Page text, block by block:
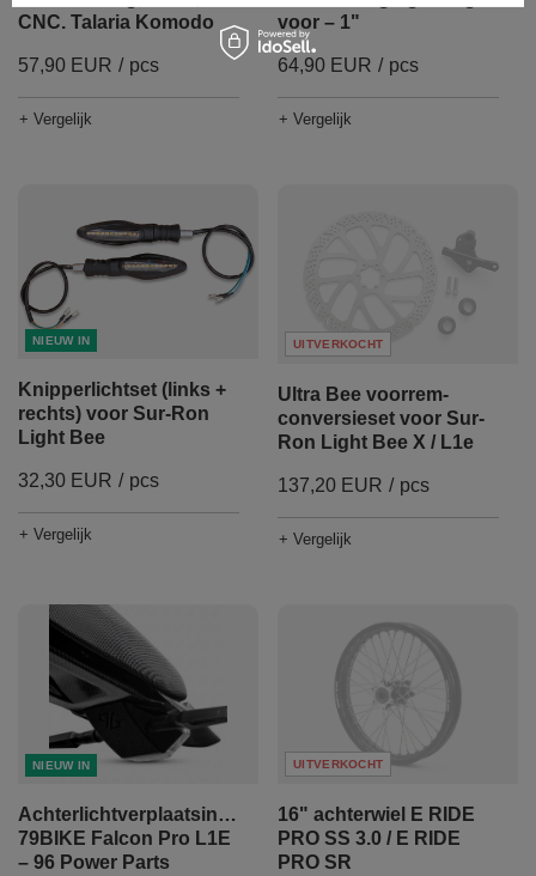
CNC. Talaria Komodo
57,90 EUR / pcs
+ Vergelijk
voor – 1"
64,90 EUR / pcs
+ Vergelijk
NIEUW IN
Knipperlichtset (links +
rechts) voor Sur-Ron
Light Bee
32,30 EUR / pcs
+ Vergelijk
UITVERKOCHT
Ultra Bee voorrem-
conversieset voor Sur-
Ron Light Bee X / L1e
137,20 EUR / pcs
+ Vergelijk
NIEUW IN
Achterlichtverplaatsingsset
79BIKE Falcon Pro L1E
– 96 Power Parts
UITVERKOCHT
16" achterwiel E RIDE
PRO SS 3.0 / E RIDE
PRO SR